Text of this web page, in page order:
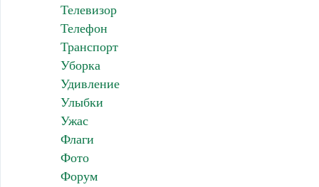
Телевизор
Телефон
Транспорт
Уборка
Удивление
Улыбки
Ужас
Флаги
Фото
Форум